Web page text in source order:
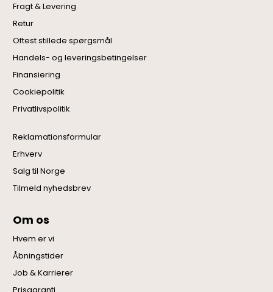
Fragt & Levering
Retur
Oftest stillede spørgsmål
Handels- og leveringsbetingelser
Finansiering
Cookiepolitik
Privatlivspolitik
Reklamationsformular
Erhverv
Salg til Norge
Tilmeld nyhedsbrev
Om os
Hvem er vi
Åbningstider
Job & Karrierer